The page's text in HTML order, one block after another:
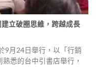
立破圈思維，跨越成長
9月24日舉行，以「行銷
悉的台中引書店舉行，